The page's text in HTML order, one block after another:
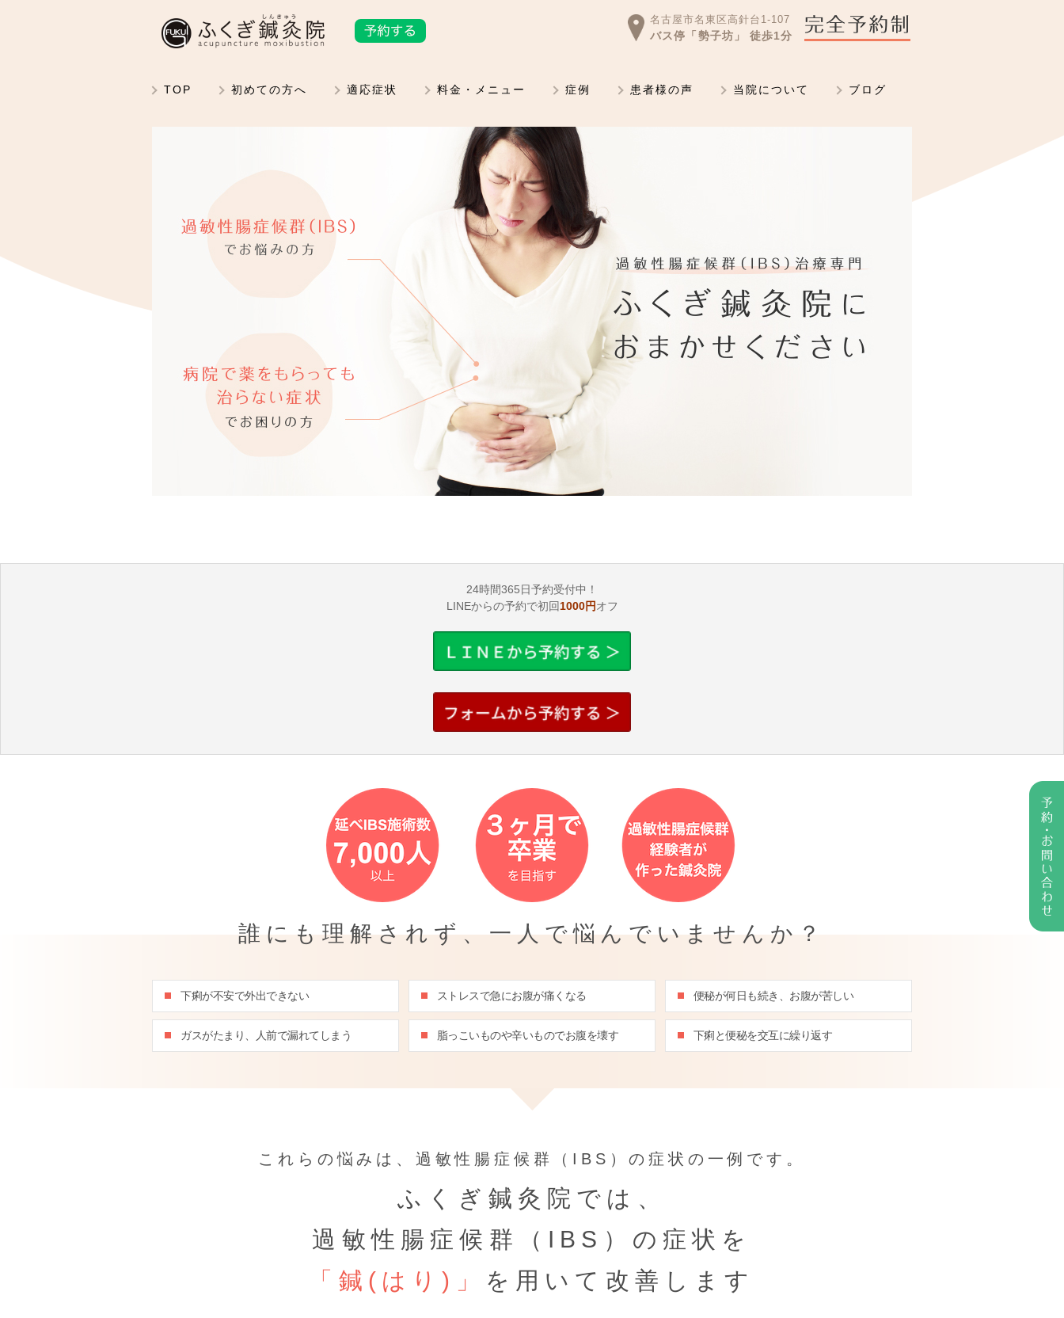
名古屋市名東区高針台1-107
バス停「勢子坊」 徒歩1分
TOP 初めての方へ 適応症状 料金・メニュー 症例 患者様の声 当院について ブログ
24時間365日予約受付中！
LINEからの予約で初回1000円オフ
誰にも理解されず、一人で悩んでいませんか？
下痢が不安で外出できない ストレスで急にお腹が痛くなる 便秘が何日も続き、お腹が苦しい
ガスがたまり、人前で漏れてしまう 脂っこいものや辛いものでお腹を壊す 下痢と便秘を交互に繰り返す
これらの悩みは、 過敏性腸症候群（IBS）の症状の一例です。
ふくぎ鍼灸院では、
過敏性腸症候群（IBS）の症状を
「鍼(はり)」 を用いて改善します